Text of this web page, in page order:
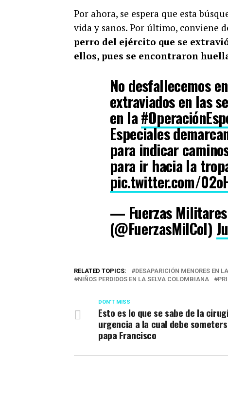
Por ahora, se espera que esta
vida y sanos. Por último, conviene
perro del ejército que se
ellos, pues se encontraron
No desfallecemos
extraviados en las
en la
Especiales
para indicar
para ir hacia la
pic.twitter.com/
— Fuerzas
(@FuerzasMilCol)
RELATED TOPICS:
DESAPARICIÓN MENORES EN
NIÑOS PERDIDOS EN LA SELVA COLOMBIANA
DON'T MISS
Esto es lo que se sabe de la
urgencia a la cual debe
papa Francisco